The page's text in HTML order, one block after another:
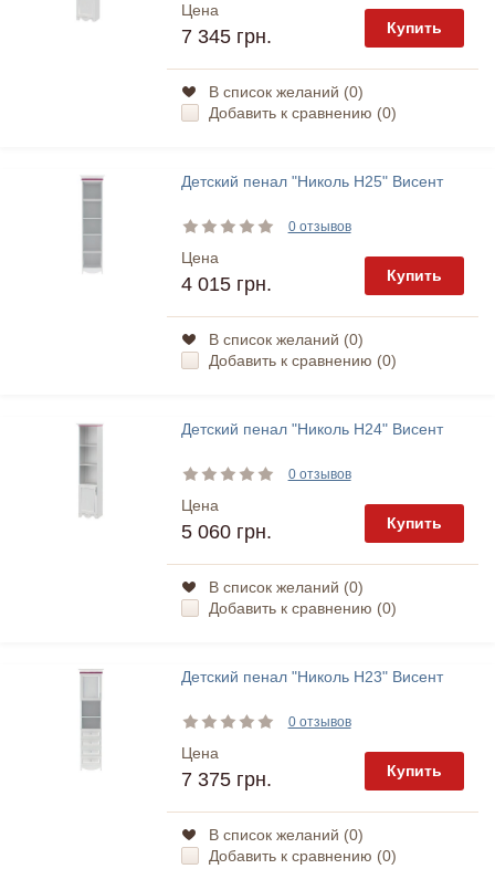
Цена
7 345 грн. Купить
В список желаний (0)
Добавить к сравнению (0)
Детский пенал "Николь Н25" Висент
0 отзывов
Цена
4 015 грн. Купить
В список желаний (0)
Добавить к сравнению (0)
Детский пенал "Николь Н24" Висент
0 отзывов
Цена
5 060 грн. Купить
В список желаний (0)
Добавить к сравнению (0)
Детский пенал "Николь Н23" Висент
0 отзывов
Цена
7 375 грн. Купить
В список желаний (0)
Добавить к сравнению (0)